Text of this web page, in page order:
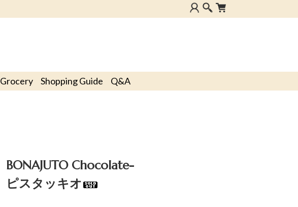
Grocery Shopping Guide Q&A
BONAJUTO Chocolate-
ピスタッキオ